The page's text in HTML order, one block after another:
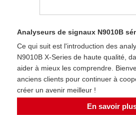
Analyseurs de signaux N9010B
Ce qui suit est l'introduction des
N9010B X-Series de haute qualité,
aider à mieux les comprendre.
anciens clients pour continuer à
créer un avenir meilleur !
En savoir